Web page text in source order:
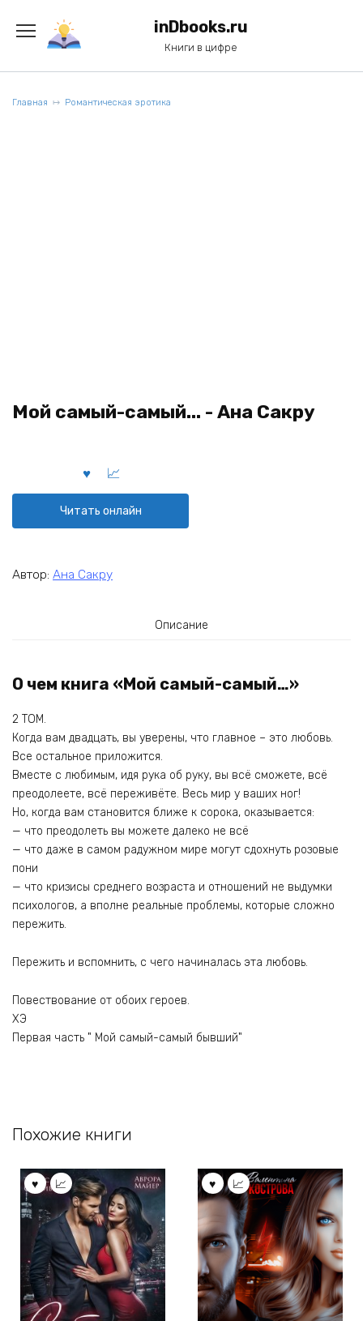
содержанию
inDbooks.ru
Книги в цифре
Главная Романтическая эротика
Мой самый-самый... - Ана Сакру
Читать онлайн
Автор: Ана Сакру
Описание
О чем книга «Мой самый-самый…»
2 ТОМ.
Когда вам двадцать, вы уверены, что главное – это любовь.
Все остальное приложится.
Вместе с любимым, идя рука об руку, вы всё сможете, всё
преодолеете, всё переживёте. Весь мир у ваших ног!
Но, когда вам становится ближе к сорока, оказывается:
— что преодолеть вы можете далеко не всё
— что даже в самом радужном мире могут сдохнуть розовые
пони
— что кризисы среднего возраста и отношений не выдумки
психологов, а вполне реальные проблемы, которые сложно
пережить.
Пережить и вспомнить, с чего начиналась эта любовь.
Повествование от обоих героев.
ХЭ
Первая часть " Мой самый-самый бывший"
Похожие книги